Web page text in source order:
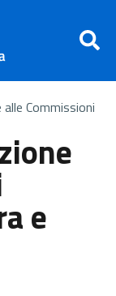
alle Commissioni
e